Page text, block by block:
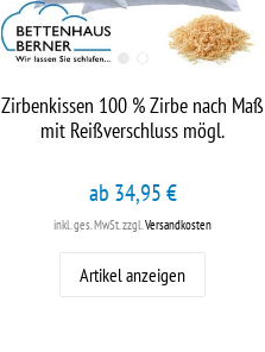
Zirbenkissen 100 % Zirbe nach Maß
mit Reißverschluss mögl.
ab 34,95 €
inkl. ges. MwSt.zzgl.Versandkosten
Artikel anzeigen